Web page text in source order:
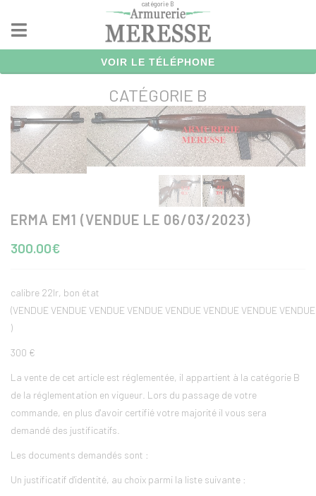
catégorie B
VOIR LE TÉLÉPHONE
CATÉGORIE B
ERMA EM1 (VENDUE LE 06/03/2023)
300.00€
calibre 22lr, bon état
(VENDUE VENDUE VENDUE VENDUE VENDUE VENDUE VENDUE
)
300 €
La vente de cet article est réglementée, il appartient à la catégorie B
de la réglementation en vigueur. Lors du passage de votre
commande, en plus d'avoir certifié votre majorité il vous sera
demandé des justificatifs.
Les documents demandés sont :
Un justificatif d'identité, au choix parmi la liste suivante :
Panneau de gestion des cookies